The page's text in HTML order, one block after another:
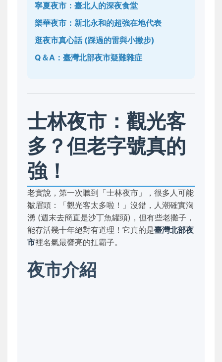
寧夏夜市：臺北人的深夜食堂
樂華夜市：新北永和的超強在地代表
逛夜市真心話 (踩過的雷與小撇步)
Q＆A：臺灣北部夜市疑難雜症
士林夜市：觀光客
多？但老字號真的
強！
老實說，第一次聽到「士林夜市」，很多人可能
皺眉頭：「觀光客太多啦！」沒錯，人潮確實洶
湧 (週末去簡直是沙丁魚罐頭)，但有些老攤子，
能存活幾十年絕對有道理！它真的是臺灣北部夜
市裡名氣最響亮的扛霸子。
夜市介紹